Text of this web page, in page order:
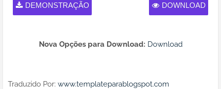
DOWNLOAD
DEMONSTRAÇÃO
Nova Opções para Download: Download
Traduzido Por: www.templateparablogspot.com